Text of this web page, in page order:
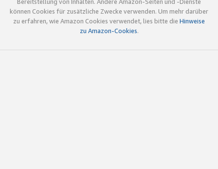
Bereitstellung von Inhalten. Andere Amazon-Seiten und -Dienste
können Cookies für zusätzliche Zwecke verwenden. Um mehr darüber
zu erfahren, wie Amazon Cookies verwendet, lies bitte die Hinweise
zu Amazon-Cookies.